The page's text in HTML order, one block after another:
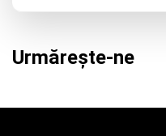
Urmărește-ne